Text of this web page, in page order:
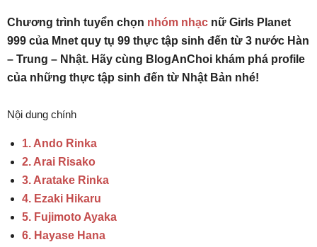
Chương trình tuyển chọn nhóm nhạc nữ Girls Planet
999 của Mnet quy tụ 99 thực tập sinh đến từ 3 nước Hàn
– Trung – Nhật. Hãy cùng BlogAnChoi khám phá profile
của những thực tập sinh đến từ Nhật Bản nhé!
Nội dung chính
1. Ando Rinka
2. Arai Risako
3. Aratake Rinka
4. Ezaki Hikaru
5. Fujimoto Ayaka
6. Hayase Hana